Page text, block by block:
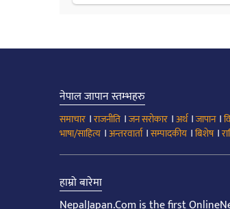
नेपाल जापान स्तम्भहरु
समाचार ।राजनीति ।जन सरोकार ।अर्थ।जापान।
भाषा/साहित्य ।अन्तरवार्ता।सम्पादकीय ।बिशेष।
हाम्रो बारेमा
NepalJapan.Com is the first